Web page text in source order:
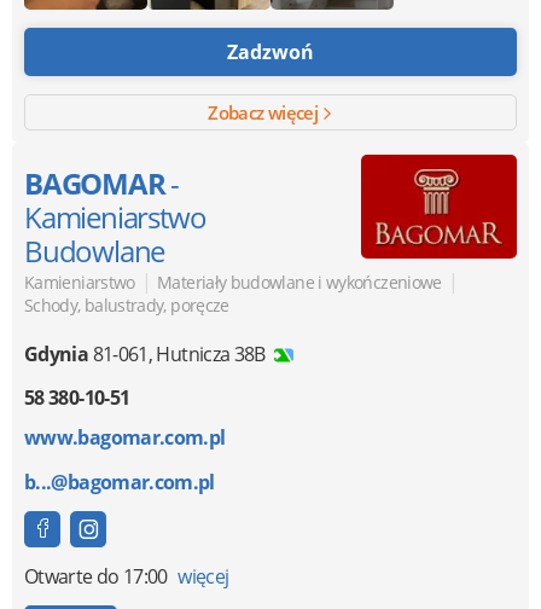
Zadzwoń
Zobacz więcej
BAGOMAR-
Kamieniarstwo
Budowlane
Kamieniarstwo | Materiały budowlane i wykończeniowe |
Schody, balustrady, poręcze
Gdynia81-061,Hutnicza 38B
58 380-10-51
www.bagomar.com.pl
b...@bagomar.com.pl
Otwartedo 17:00 więcej